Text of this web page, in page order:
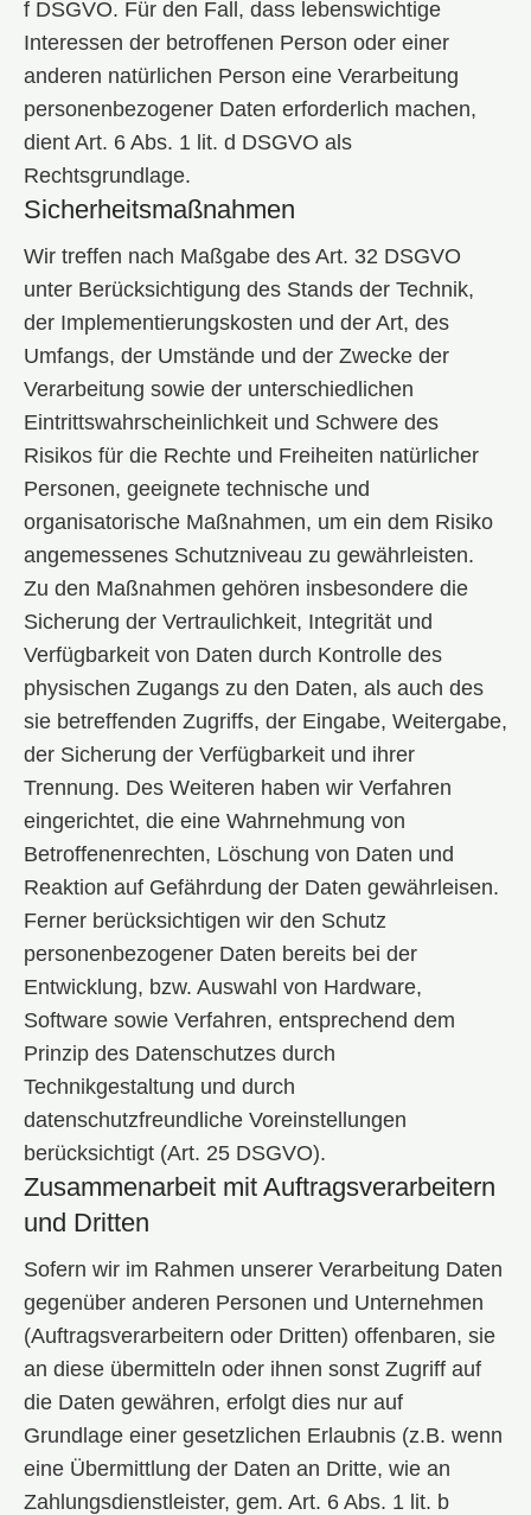
f DSGVO. Für den Fall, dass lebenswichtige
Interessen der betroffenen Person oder einer
anderen natürlichen Person eine Verarbeitung
personenbezogener Daten erforderlich machen,
dient Art. 6 Abs. 1 lit. d DSGVO als
Rechtsgrundlage.
Sicherheitsmaßnahmen
Wir treffen nach Maßgabe des Art. 32 DSGVO
unter Berücksichtigung des Stands der Technik,
der Implementierungskosten und der Art, des
Umfangs, der Umstände und der Zwecke der
Verarbeitung sowie der unterschiedlichen
Eintrittswahrscheinlichkeit und Schwere des
Risikos für die Rechte und Freiheiten natürlicher
Personen, geeignete technische und
organisatorische Maßnahmen, um ein dem Risiko
angemessenes Schutzniveau zu gewährleisten.
Zu den Maßnahmen gehören insbesondere die
Sicherung der Vertraulichkeit, Integrität und
Verfügbarkeit von Daten durch Kontrolle des
physischen Zugangs zu den Daten, als auch des
sie betreffenden Zugriffs, der Eingabe, Weitergabe,
der Sicherung der Verfügbarkeit und ihrer
Trennung. Des Weiteren haben wir Verfahren
eingerichtet, die eine Wahrnehmung von
Betroffenenrechten, Löschung von Daten und
Reaktion auf Gefährdung der Daten gewährleisen.
Ferner berücksichtigen wir den Schutz
personenbezogener Daten bereits bei der
Entwicklung, bzw. Auswahl von Hardware,
Software sowie Verfahren, entsprechend dem
Prinzip des Datenschutzes durch
Technikgestaltung und durch
datenschutzfreundliche Voreinstellungen
berücksichtigt (Art. 25 DSGVO).
Zusammenarbeit mit Auftragsverarbeitern
und Dritten
Sofern wir im Rahmen unserer Verarbeitung Daten
gegenüber anderen Personen und Unternehmen
(Auftragsverarbeitern oder Dritten) offenbaren, sie
an diese übermitteln oder ihnen sonst Zugriff auf
die Daten gewähren, erfolgt dies nur auf
Grundlage einer gesetzlichen Erlaubnis (z.B. wenn
eine Übermittlung der Daten an Dritte, wie an
Zahlungsdienstleister, gem. Art. 6 Abs. 1 lit. b